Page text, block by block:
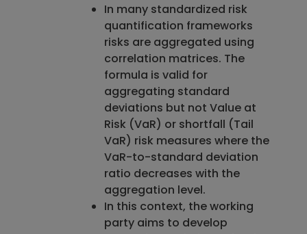
In many standardized risk
quantification frameworks
risks are aggregated using
correlation matrices. The
formula is valid for
aggregating standard
deviations but not Value at
Risk (VaR) or shortfall (Tail
VaR) risk measures where the
VaR-to-standard deviation
ratio decreases with the
aggregation level.
In this context, the working
party aims to develop